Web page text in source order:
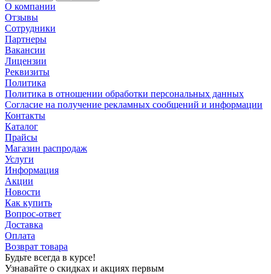
О компании
Отзывы
Сотрудники
Партнеры
Вакансии
Лицензии
Реквизиты
Политика
Политика в отношении обработки персональных данных
Согласие на получение рекламных сообщений и информации
Контакты
Каталог
Прайсы
Магазин распродаж
Услуги
Информация
Акции
Новости
Как купить
Вопрос-ответ
Доставка
Оплата
Возврат товара
Будьте всегда в курсе!
Узнавайте о скидках и акциях первым